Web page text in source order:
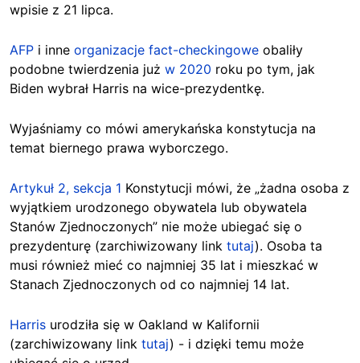
wpisie z 21 lipca.
AFP i inne organizacje fact-checkingowe obaliły
podobne twierdzenia już w 2020 roku po tym, jak
Biden wybrał Harris na wice-prezydentkę.
Wyjaśniamy co mówi amerykańska konstytucja na
temat biernego prawa wyborczego.
Artykuł 2, sekcja 1 Konstytucji mówi, że „żadna osoba z
wyjątkiem urodzonego obywatela lub obywatela
Stanów Zjednoczonych” nie może ubiegać się o
prezydenturę (zarchiwizowany link tutaj). Osoba ta
musi również mieć co najmniej 35 lat i mieszkać w
Stanach Zjednoczonych od co najmniej 14 lat.
Harris urodziła się w Oakland w Kalifornii
(zarchiwizowany link tutaj) - i dzięki temu może